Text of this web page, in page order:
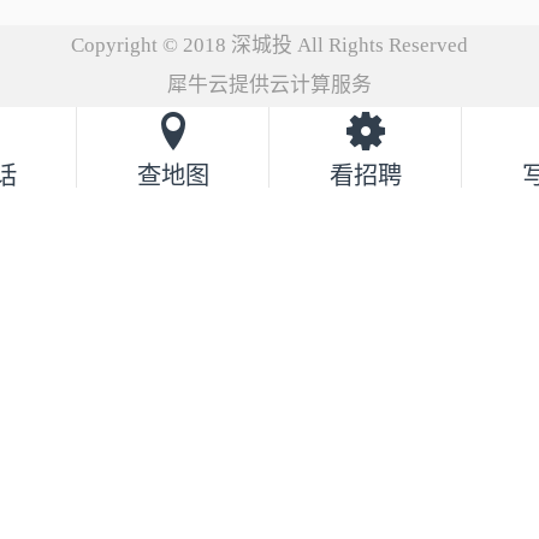
Copyright © 2018 深城投 All Rights Reserved
犀牛云提供云计算服务
查地图 看招聘